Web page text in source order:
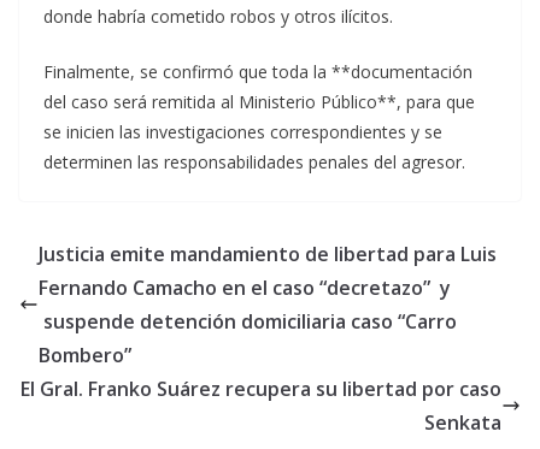
donde habría cometido robos y otros ilícitos.
Finalmente, se confirmó que toda la **documentación
del caso será remitida al Ministerio Público**, para que
se inicien las investigaciones correspondientes y se
determinen las responsabilidades penales del agresor.
Justicia emite mandamiento de libertad para Luis
Fernando Camacho en el caso “decretazo” y
suspende detención domiciliaria caso “Carro
Bombero”
El Gral. Franko Suárez recupera su libertad por caso
Senkata